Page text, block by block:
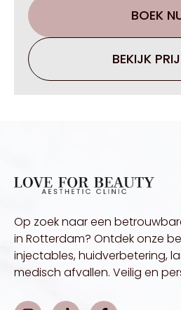
BOEK
BEKIJK
Op zoek naar een
in Rotterdam? Ontdek onze
injectables, huidverbetering,
medisch afvallen. Veilig en